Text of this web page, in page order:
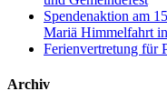
Spendenaktion am
Mariä Himmelfahrt
Ferienvertretung für
Archiv